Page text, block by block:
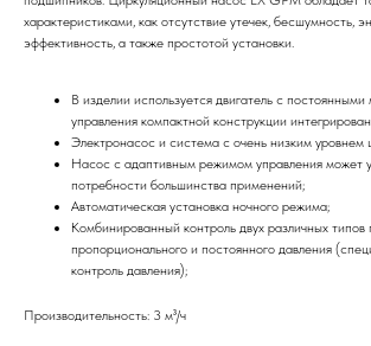
характеристиками, как отсутствие утечек, бесшумность,
эффективность, а также простотой установки.
В изделии используется двигатель с постоянными
управления компактной конструкции
Электронасос и система с очень низким уровнем
Насос с адаптивным режимом управления может
потребности большинства применений;
Автоматическая установка ночного режима;
Комбинированный контроль двух различных типов
пропорционального и постоянного давления
контроль давления);
Производительность: 3 м³/ч